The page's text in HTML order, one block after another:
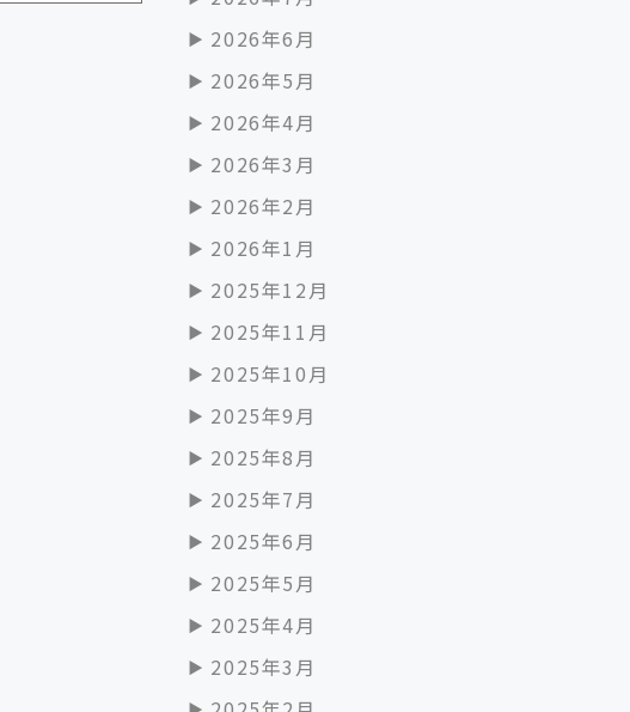
2026年6月
2026年5月
2026年4月
2026年3月
2026年2月
2026年1月
2025年12月
2025年11月
2025年10月
2025年9月
2025年8月
2025年7月
2025年6月
2025年5月
2025年4月
2025年3月